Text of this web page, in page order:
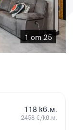
1 от 25
118 кв.м.
2458 €/кв.м.